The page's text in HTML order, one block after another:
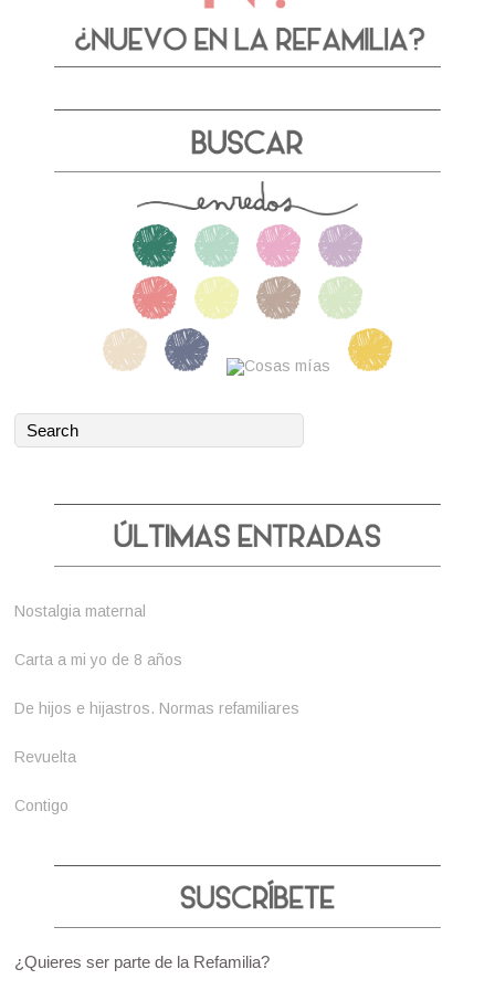
Nostalgia maternal
Carta a mi yo de 8 años
De hijos e hijastros. Normas refamiliares
Revuelta
Contigo
¿Quieres ser parte de la Refamilia?